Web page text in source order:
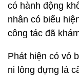
có hành động
nhân có biểu
công tác đã
Phát hiện có vỏ
ni lông đựng lá